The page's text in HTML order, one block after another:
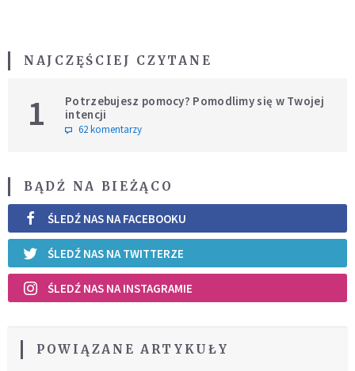
NAJCZĘŚCIEJ CZYTANE
1
Potrzebujesz pomocy? Pomodlimy się w Twojej
intencji
62 komentarzy
BĄDŹ NA BIEŻĄCO
ŚLEDŹ NAS NA FACEBOOKU
ŚLEDŹ NAS NA TWITTERZE
ŚLEDŹ NAS NA INSTAGRAMIE
POWIĄZANE ARTYKUŁY